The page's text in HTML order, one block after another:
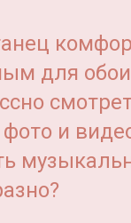
для
и